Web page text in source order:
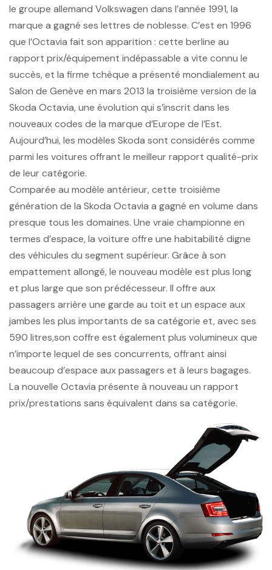
le groupe allemand Volkswagen dans l’année 1991, la
marque a gagné ses lettres de noblesse. C’est en 1996
que l’Octavia fait son apparition : cette berline au
rapport prix/équipement indépassable a vite connu le
succès, et la firme tchèque a présenté mondialement au
Salon de Genève en mars 2013 la troisième version de la
Skoda Octavia, une évolution qui s’inscrit dans les
nouveaux codes de la marque d’Europe de l’Est.
Aujourd’hui, les modèles Skoda sont considérés comme
parmi les voitures offrant le meilleur rapport qualité-prix
de leur catégorie.
Comparée au modèle antérieur, cette troisième
génération de la Skoda Octavia a gagné en volume dans
presque tous les domaines. Une vraie championne en
termes d’espace, la voiture offre une habitabilité digne
des véhicules du segment supérieur. Grâce à son
empattement allongé, le nouveau modèle est plus long
et plus large que son prédécesseur. Il offre aux
passagers arrière une garde au toit et un espace aux
jambes les plus importants de sa catégorie et, avec ses
590 litres,son coffre est également plus volumineux que
n’importe lequel de ses concurrents, offrant ainsi
beaucoup d’espace aux passagers et à leurs bagages.
La nouvelle Octavia présente à nouveau un rapport
prix/prestations sans équivalent dans sa catégorie.